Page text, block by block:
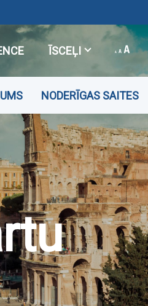
ĪSCEĻI
NODERĪGAS SAITES